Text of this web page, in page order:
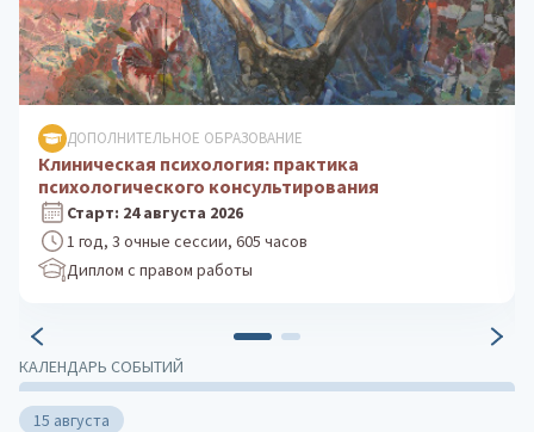
КАЛЕНДАРЬ СОБЫТИЙ
15 августа
ДОПОЛНИТЕЛЬНОЕ ОБРАЗОВАНИЕ
Психологическое консультирование: теория и
практика
Старт: 5 октября 2026
1 год, 3 очные сессии, 605 часов
Диплом с правом работы